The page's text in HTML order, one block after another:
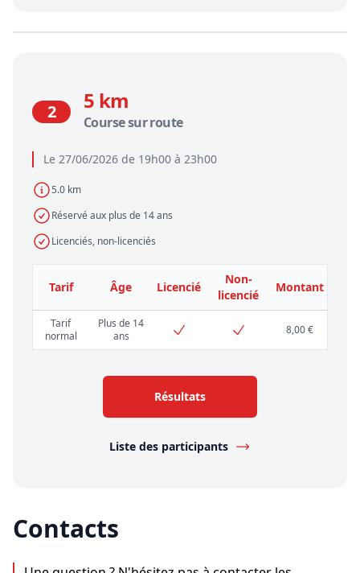
Le 27/06/2026 de 19h00 à 23h00
5.0 km
Réservé aux plus de 14 ans
Licenciés, non-licenciés
2 5 km
Course sur route
Tarif Âge Licencié
Non-
licencié
Montant
Tarif
normal
Plus de 14
ans
8,00 €
Résultats
Liste des participants
Contacts